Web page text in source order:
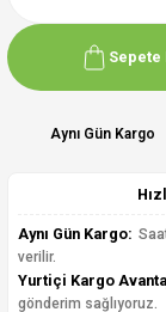
Sepete
Aynı Gün Kargo
Aynı Gün Kargo:
verilir.
Yurtiçi Kargo
gönderim sağlıyoruz.